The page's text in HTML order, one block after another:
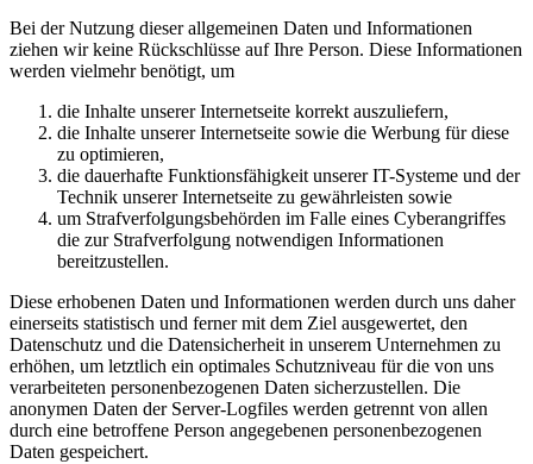
Bei der Nutzung dieser allgemeinen Daten und Informationen
ziehen wir keine Rückschlüsse auf Ihre Person. Diese Informationen
werden vielmehr benötigt, um
die Inhalte unserer Internetseite korrekt auszuliefern,
die Inhalte unserer Internetseite sowie die Werbung für diese
zu optimieren,
die dauerhafte Funktionsfähigkeit unserer IT-Systeme und der
Technik unserer Internetseite zu gewährleisten sowie
um Strafverfolgungsbehörden im Falle eines Cyberangriffes
die zur Strafverfolgung notwendigen Informationen
bereitzustellen.
Diese erhobenen Daten und Informationen werden durch uns daher
einerseits statistisch und ferner mit dem Ziel ausgewertet, den
Datenschutz und die Datensicherheit in unserem Unternehmen zu
erhöhen, um letztlich ein optimales Schutzniveau für die von uns
verarbeiteten personenbezogenen Daten sicherzustellen. Die
anonymen Daten der Server-Logfiles werden getrennt von allen
durch eine betroffene Person angegebenen personenbezogenen
Daten gespeichert.